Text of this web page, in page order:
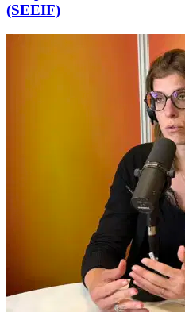
(SEEIF)